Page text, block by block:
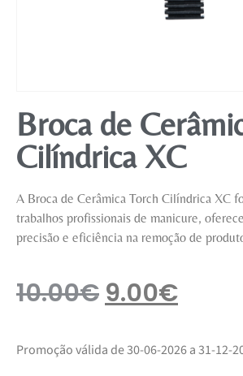
Broca de
Cilíndrica XC
A Broca de Cerâmica Torch Cilíndrica XC
trabalhos profissionais de manicure,
precisão e eficiência na remoção de
10.00€ 9.00€
Promoção válida de 30-06-2026 a 31-12-